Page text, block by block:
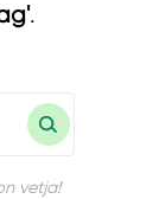
.
vetja!